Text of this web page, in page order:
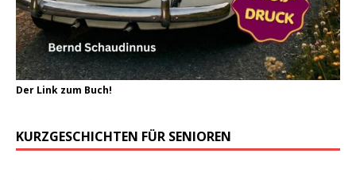
Der Link zum Buch!
KURZGESCHICHTEN FÜR SENIOREN